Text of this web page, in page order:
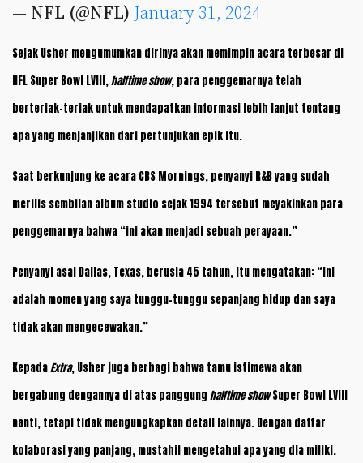
— NFL (@NFL) January 31, 2024
Sejak Usher mengumumkan dirinya akan memimpin acara terbesar di
NFL Super Bowl LVIII,halftime show, para penggemarnya telah
berteriak-teriak untuk mendapatkan informasi lebih lanjut tentang
apa yang menjanjikan dari pertunjukan epik itu.
Saat berkunjung ke acara CBS Mornings, penyanyi R&B yang sudah
merilis sembilan album studio sejak 1994 tersebut meyakinkan para
penggemarnya bahwa “ini akan menjadi sebuah perayaan.”
Penyanyi asal Dallas, Texas, berusia 45 tahun, itu mengatakan: “Ini
adalah momen yang saya tunggu-tunggu sepanjang hidup dan saya
tidak akan mengecewakan.”
KepadaExtra, Usher juga berbagi bahwa tamu istimewa akan
bergabung dengannya di atas panggung halftime showSuper Bowl LVIII
nanti, tetapi tidak mengungkapkan detail lainnya. Dengan daftar
kolaborasi yang panjang, mustahil mengetahui apa yang dia miliki.